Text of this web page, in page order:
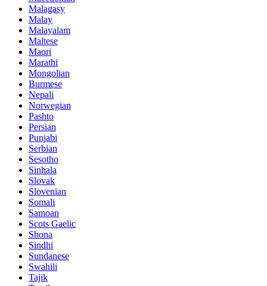
Malagasy
Malay
Malayalam
Maltese
Maori
Marathi
Mongolian
Burmese
Nepali
Norwegian
Pashto
Persian
Punjabi
Serbian
Sesotho
Sinhala
Slovak
Slovenian
Somali
Samoan
Scots Gaelic
Shona
Sindhi
Sundanese
Swahili
Tajik